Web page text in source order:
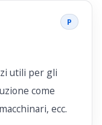
P
utili per gli
come
ecc.